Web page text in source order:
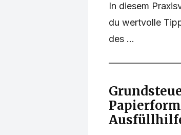
In diesem
du wertvolle
des ...